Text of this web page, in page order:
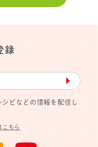
録
▶︎
ピなどの情報を配信し
こちら